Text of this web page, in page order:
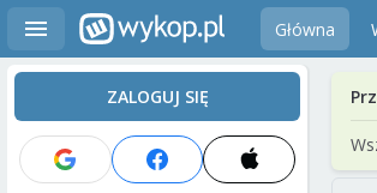
Główna
ZALOGUJ SIĘ